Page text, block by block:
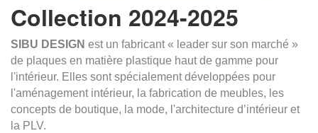
Collection 2024-2025
SIBU DESIGN est un fabricant « leader sur son marché »
de plaques en matière plastique haut de gamme pour
l'intérieur. Elles sont spécialement développées pour
l'aménagement intérieur, la fabrication de meubles, les
concepts de boutique, la mode, l'architecture d’intérieur et
la PLV.